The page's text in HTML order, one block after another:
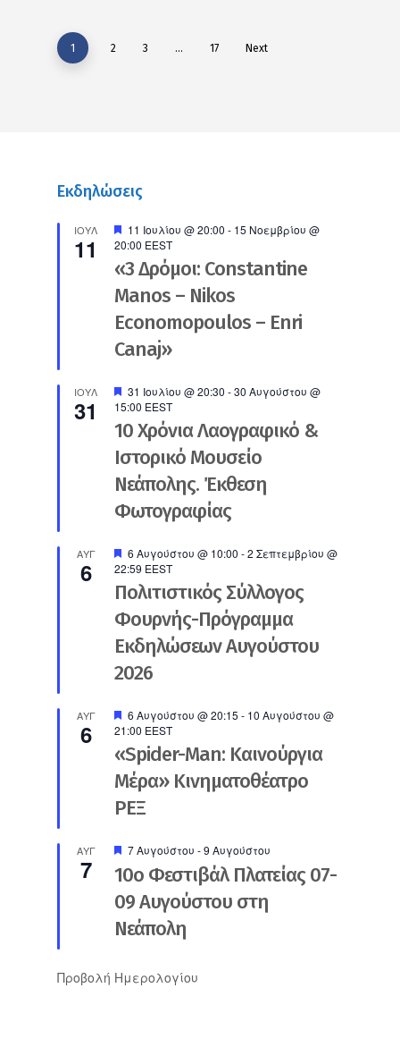
1 2 3 … 17 Next
Εκδηλώσεις
ΙΟΎΛ
11
Προτεινόμενο
11 Ιουλίου @ 20:00 - 15 Νοεμβρίου @
20:00 EEST
«3 Δρόμοι: Constantine
Manos – Nikos
Economopoulos – Enri
Canaj»
ΙΟΎΛ
31
Προτεινόμενο
31 Ιουλίου @ 20:30 -30 Αυγούστου @
15:00 EEST
10 Χρόνια Λαογραφικό &
Ιστορικό Μουσείο
Νεάπολης. Έκθεση
Φωτογραφίας
ΑΥΓ
6
Προτεινόμενο
6 Αυγούστου @ 10:00 -2 Σεπτεμβρίου @
22:59 EEST
Πολιτιστικός Σύλλογος
Φουρνής-Πρόγραμμα
Εκδηλώσεων Αυγούστου
2026
ΑΥΓ
6
Προτεινόμενο
6 Αυγούστου @ 20:15 - 10 Αυγούστου @
21:00 EEST
«Spider-Man: Καινούργια
Μέρα» Κινηματοθέατρο
ΡΕΞ
ΑΥΓ
7
Προτεινόμενο
7 Αυγούστου -9 Αυγούστου
10ο Φεστιβάλ Πλατείας 07-
09 Αυγούστου στη
Νεάπολη
Προβολή Ημερολογίου